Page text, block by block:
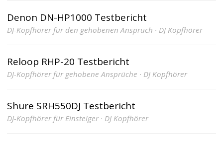
Denon DN-HP1000 Testbericht
DJ-Kopfhörer für den gehobenen Anspruch · DJ Kopfhörer
Reloop RHP-20 Testbericht
DJ-Kopfhörer für gehobene Ansprüche · DJ Kopfhörer
Shure SRH550DJ Testbericht
DJ-Kopfhörer für Einsteiger · DJ Kopfhörer